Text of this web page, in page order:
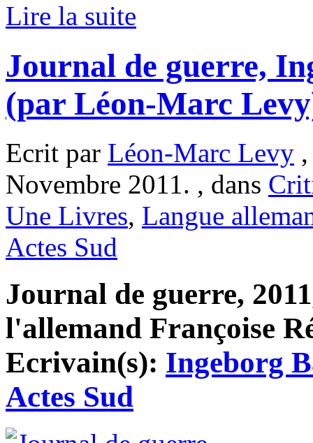
Lire la suite
Journal de guerre,
(par Léon-Marc
Ecrit par Léon-Marc Levy
Novembre 2011. , dans
Une Livres, Langue
Actes Sud
Journal de guerre,
l'allemand Françoise
Ecrivain(s): Ingeborg
Actes Sud